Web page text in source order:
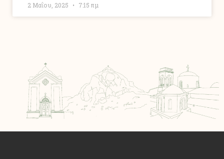
2 Μαΐου, 2025 7:15 πμ